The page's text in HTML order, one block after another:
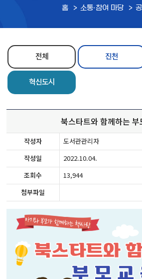
홈 소통·참여 마당
전체 진천
혁신도시
북스타트와 함께하는
작성자
도서관관리자
작성일
2022.10.04.
조회수
13,944
첨부파일